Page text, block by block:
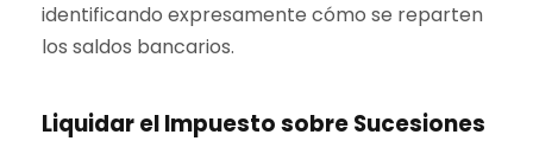
identificando expresamente cómo se reparten
los saldos bancarios.
Liquidar el Impuesto sobre Sucesiones